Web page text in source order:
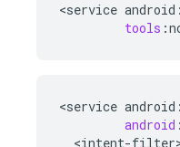
<service android :
tools :
<service android :
android :
<intent-filter